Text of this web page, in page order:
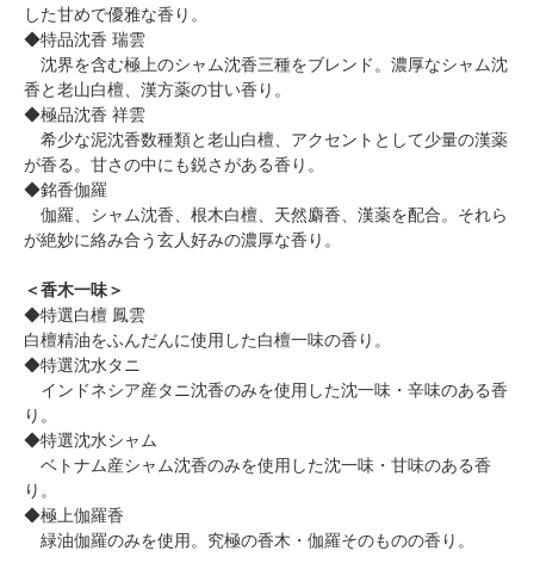
した甘めで優雅な香り。
◆特品沈香 瑞雲
沈界を含む極上のシャム沈香三種をブレンド。濃厚なシャム沈
香と老山白檀、漢方薬の甘い香り。
◆極品沈香 祥雲
希少な泥沈香数種類と老山白檀、アクセントとして少量の漢薬
が香る。甘さの中にも鋭さがある香り。
◆銘香伽羅
伽羅、シャム沈香、根木白檀、天然麝香、漢薬を配合。それら
が絶妙に絡み合う玄人好みの濃厚な香り。
＜香木一味＞
◆特選白檀 鳳雲
白檀精油をふんだんに使用した白檀一味の香り。
◆特選沈水タニ
インドネシア産タニ沈香のみを使用した沈一味・辛味のある香
り。
◆特選沈水シャム
ベトナム産シャム沈香のみを使用した沈一味・甘味のある香
り。
◆極上伽羅香
緑油伽羅のみを使用。究極の香木・伽羅そのものの香り。